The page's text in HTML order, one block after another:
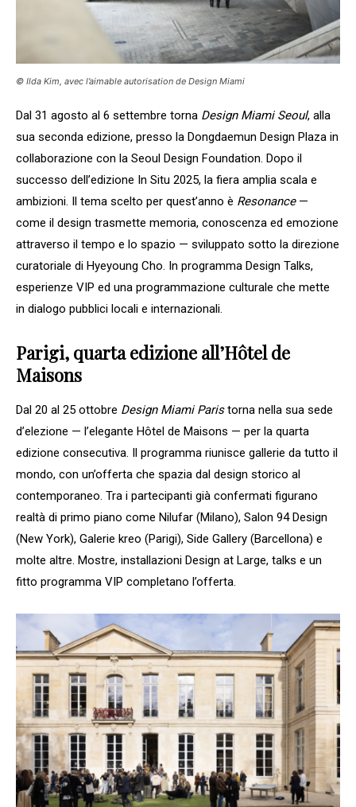
© Ilda Kim, avec l’aimable autorisation de Design Miami
Dal 31 agosto al 6 settembre torna Design Miami Seoul, alla
sua seconda edizione, presso la Dongdaemun Design Plaza in
collaborazione con la Seoul Design Foundation. Dopo il
successo dell’edizione In Situ 2025, la fiera amplia scala e
ambizioni. Il tema scelto per quest’anno è Resonance—
come il design trasmette memoria, conoscenza ed emozione
attraverso il tempo e lo spazio — sviluppato sotto la direzione
curatoriale di Hyeyoung Cho. In programma Design Talks,
esperienze VIP ed una programmazione culturale che mette
in dialogo pubblici locali e internazionali.
Parigi, quarta edizione all’Hôtel de
Maisons
Dal 20 al 25 ottobre Design Miami Paristorna nella sua sede
d’elezione — l’elegante Hôtel de Maisons — per la quarta
edizione consecutiva. Il programma riunisce gallerie da tutto il
mondo, con un’offerta che spazia dal design storico al
contemporaneo. Tra i partecipanti già confermati figurano
realtà di primo piano come Nilufar (Milano), Salon 94 Design
(New York), Galerie kreo (Parigi), Side Gallery (Barcellona) e
molte altre. Mostre, installazioni Design at Large, talks e un
fitto programma VIP completano l’offerta.